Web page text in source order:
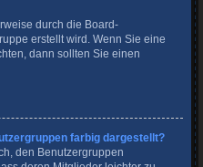
durch die Board-
erstellt wird. Wenn Sie eine
dann sollten Sie einen
farbig dargestellt?
den Benutzergruppen